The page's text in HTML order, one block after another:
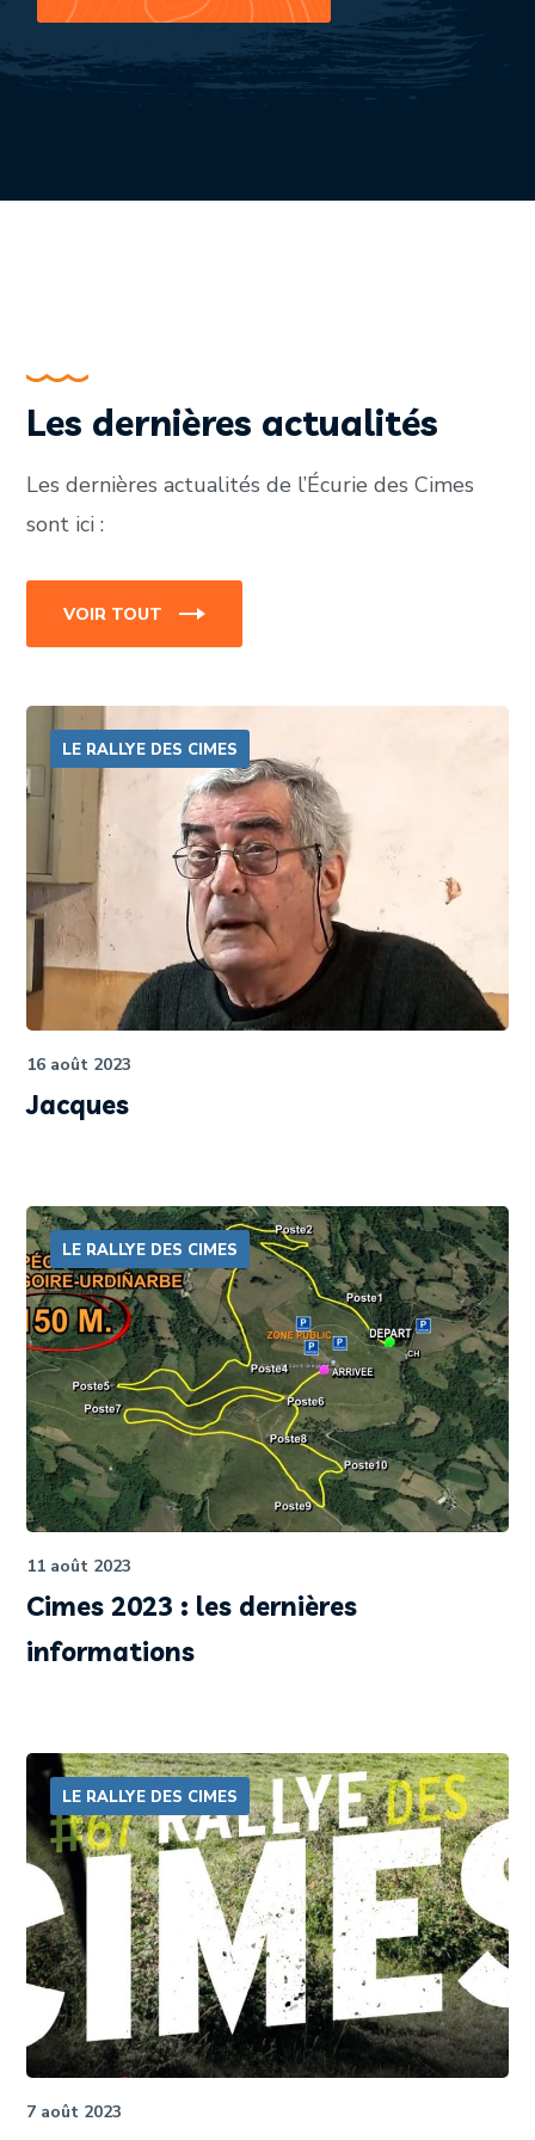
Les dernières actualités
Les dernières actualités de l’Écurie des Cimes
sont ici :
VOIR TOUT
LE RALLYE DES CIMES
16 août 2023
Jacques
LE RALLYE DES CIMES
11 août 2023
Cimes 2023 : les dernières
informations
LE RALLYE DES CIMES
7 août 2023